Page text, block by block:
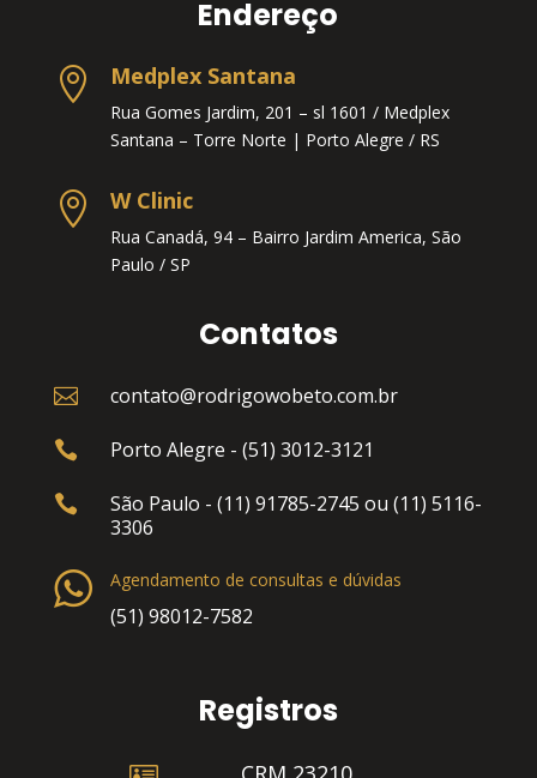
Endereço
 Medplex Santana
Rua Gomes Jardim, 201 – sl 1601 / Medplex
Santana – Torre Norte | Porto Alegre / RS
 W Clinic
Rua Canadá, 94 – Bairro Jardim America, São
Paulo / SP
Contatos
 contato@rodrigowobeto.com.br
 Porto Alegre - (51) 3012-3121

São Paulo - (11) 91785-2745 ou (11) 5116-
3306
Agendamento de consultas e dúvidas
(51) 98012-7582
Registros